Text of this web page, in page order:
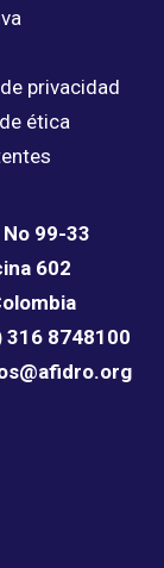
privacidad
ética
99-33
602
316 8748100